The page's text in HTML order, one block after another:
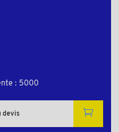
: 5000
devis